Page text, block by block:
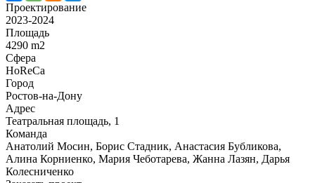
Проектирование
2023-2024
Площадь
4290 m2
Сфера
HoReCa
Город
Ростов-на-Дону
Адрес
Театральная площадь, 1
Команда
Анатолий Мосин, Борис Стадник, Анастасия Бубликова,
Алина Корниенко, Мария Чеботарева, Жанна Лазян, Дарья
Колесниченко